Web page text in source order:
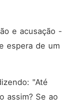
e acusação -
espera de um
"Até
assim? Se ao